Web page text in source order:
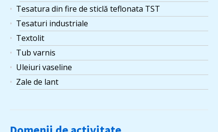
Tesatura din fire de sticlă teflonata TST
Tesaturi industriale
Textolit
Tub varnis
Uleiuri vaseline
Zale de lant